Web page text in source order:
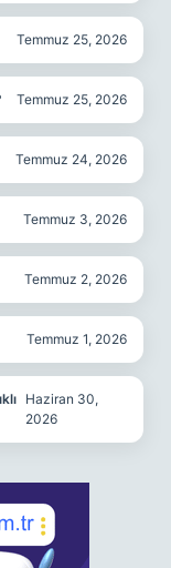
Temmuz 25, 2026
Temmuz 25, 2026
Temmuz 24, 2026
Temmuz 3, 2026
Temmuz 2, 2026
Temmuz 1, 2026
Haziran 30,
2026